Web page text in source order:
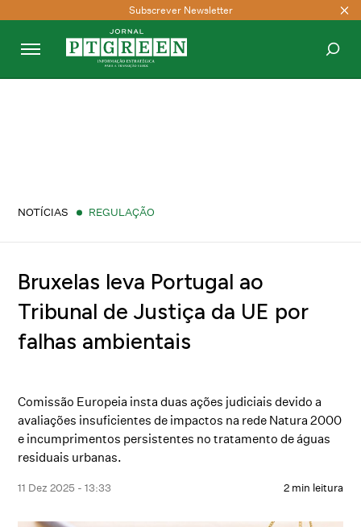
Subscrever Newsletter
NOTÍCIAS REGULAÇÃO
Bruxelas leva Portugal ao
Tribunal de Justiça da UE por
falhas ambientais
Comissão Europeia insta duas ações judiciais devido a
avaliações insuficientes de impactos na rede Natura 2000
e incumprimentos persistentes no tratamento de águas
residuais urbanas.
11 Dez 2025 - 13:33 2 min leitura